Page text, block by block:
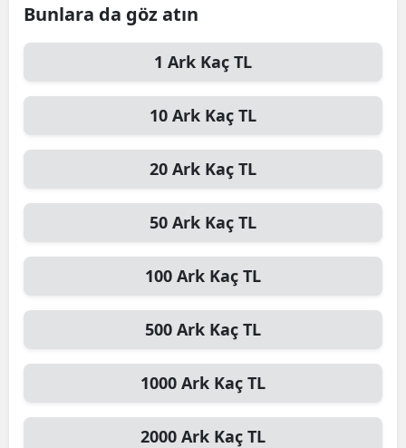
Denizli
Elazığ
Erzincan
Eskişehir
Gaziantep
Bunlara da göz atın
1 Ark Kaç TL
10 Ark Kaç TL
20 Ark Kaç TL
50 Ark Kaç TL
100 Ark Kaç TL
500 Ark Kaç TL
1000 Ark Kaç TL
2000 Ark Kaç TL